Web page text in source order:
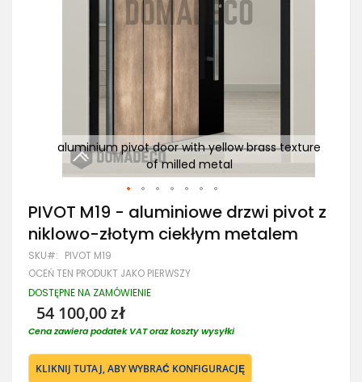
aluminium pivot door with yellow brass texture
of milled metal
Przejdź
na
początek
galerii
PIVOT M19 - aluminiowe drzwi pivot z
niklowo-złotym ciekłym metalem
SKU PIVOT M19
OCEŃ TEN PRODUKT JAKO PIERWSZY
DOSTĘPNE NA ZAMÓWIENIE
54 100,00 zł
Cena zawiera podatek VAT oraz koszty wysyłki
KLIKNIJ TUTAJ, ABY WYBRAĆ KONFIGURACJĘ